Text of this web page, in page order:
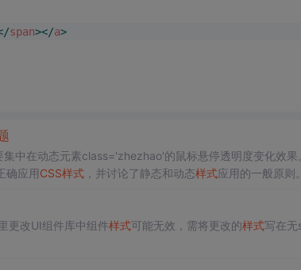
span></a>
集中在动态元素class='zhezhao'的鼠标悬停透明度变化效果
确应用CSS样式，并讨论了静态和动态样式应用的一般原则
更改UI组件库中组件样式可能无效，需将更改的样式写在